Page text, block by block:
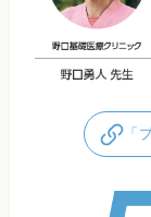
「